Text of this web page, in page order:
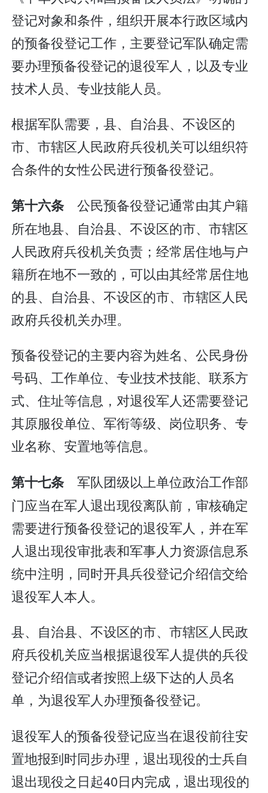
登记对象和条件，组织开展本行政区域内
的预备役登记工作，主要登记军队确定需
要办理预备役登记的退役军人，以及专业
技术人员、专业技能人员。
根据军队需要，县、自治县、不设区的
市、市辖区人民政府兵役机关可以组织符
合条件的女性公民进行预备役登记。
第十六条公民预备役登记通常由其户籍
所在地县、自治县、不设区的市、市辖区
人民政府兵役机关负责；经常居住地与户
籍所在地不一致的，可以由其经常居住地
的县、自治县、不设区的市、市辖区人民
政府兵役机关办理。
预备役登记的主要内容为姓名、公民身份
号码、工作单位、专业技术技能、联系方
式、住址等信息，对退役军人还需要登记
其原服役单位、军衔等级、岗位职务、专
业名称、安置地等信息。
第十七条军队团级以上单位政治工作部
门应当在军人退出现役离队前，审核确定
需要进行预备役登记的退役军人，并在军
人退出现役审批表和军事人力资源信息系
统中注明，同时开具兵役登记介绍信交给
退役军人本人。
县、自治县、不设区的市、市辖区人民政
府兵役机关应当根据退役军人提供的兵役
登记介绍信或者按照上级下达的人员名
单，为退役军人办理预备役登记。
退役军人的预备役登记应当在退役前往安
置地报到时同步办理，退出现役的士兵自
退出现役之日起40日内完成，退出现役的